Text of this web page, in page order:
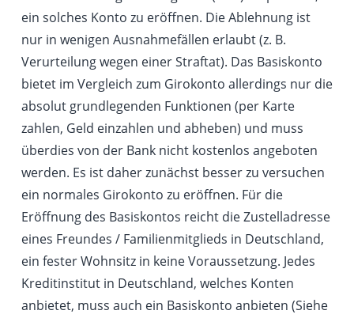
ein solches Konto zu eröffnen. Die Ablehnung ist
nur in wenigen Ausnahmefällen erlaubt (z. B.
Verurteilung wegen einer Straftat). Das Basiskonto
bietet im Vergleich zum Girokonto allerdings nur die
absolut grundlegenden Funktionen (per Karte
zahlen, Geld einzahlen und abheben) und muss
überdies von der Bank nicht kostenlos angeboten
werden. Es ist daher zunächst besser zu versuchen
ein normales Girokonto zu eröffnen. Für die
Eröffnung des Basiskontos reicht die Zustelladresse
eines Freundes / Familienmitglieds in Deutschland,
ein fester Wohnsitz in keine Voraussetzung. Jedes
Kreditinstitut in Deutschland, welches Konten
anbietet, muss auch ein Basiskonto anbieten (Siehe